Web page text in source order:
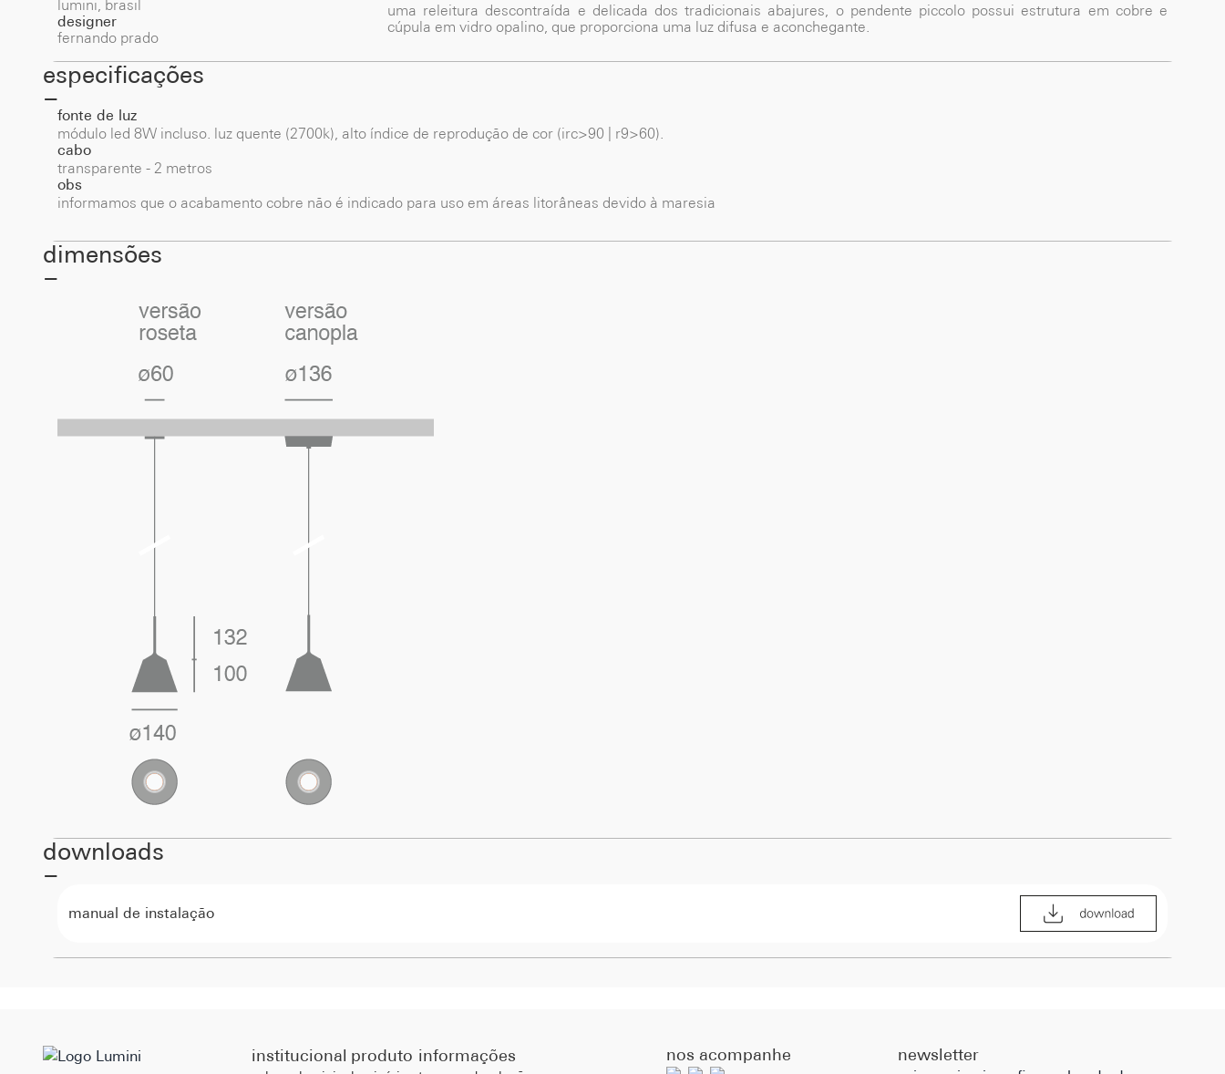
lumini, brasil
designer
fernando prado
uma releitura descontraída e delicada dos tradicionais abajures, o pendente piccolo possui estrutura em cobre e
cúpula em vidro opalino, que proporciona uma luz difusa e aconchegante.
especificações
fonte de luz
módulo led 8W incluso. luz quente (2700k), alto índice de reprodução de cor (irc>90 | r9>60).
cabo
transparente - 2 metros
obs
informamos que o acabamento cobre não é indicado para uso em áreas litorâneas devido à maresia
dimensões
downloads
manual de instalação
institucional produto informações nos acompanhe newsletter